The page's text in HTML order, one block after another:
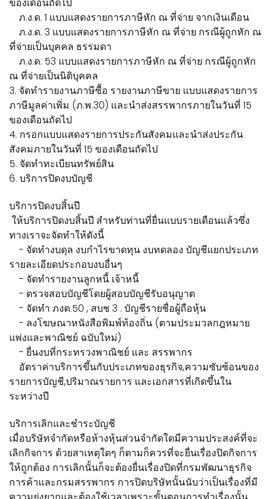
ภ.ง.ด. 1 แบบแสดงรายการภาษีหัก ณ ที่จ่าย จากเงินเดือน
ภ.ง.ด. 3 แบบแสดงรายการภาษีหัก ณ ที่จ่าย กรณีผู้ถูกหัก ณ
ที่จ่ายเป็นบุคคล ธรรมดา
ภ.ง.ด. 53 แบบแสดงรายการภาษีหัก ณ ที่จ่าย กรณีผู้ถูกหัก
ณ ที่จ่ายเป็นนิติบุคคล
3. จัดทำรายงานภาษีซื้อ รายงานภาษีขาย แบบแสดงรายการ
ภาษีมูลค่าเพิ่ม (ภ.พ.30) และนำส่งสรรพากรภายในวันที่ 15
ของเดือนถัดไป
4. กรอกแบบแสดงรายการประกันสังคมและนำส่งประกัน
สังคมภายในวันที่ 15 ของเดือนถัดไป
5. จัดทำทะเบียนทรัพย์สิน
6. บริการปิดงบบัญชี
บริการปิดงบสิ้นปี
ให้บริการปิดงบสิ้นปี สำหรับท่านที่ยื่นแบบรายเดือนแล้วซึ่ง
ทางเราจะจัดทำให้ดังนี้
- จัดทำงบดุล งบกำไรขาดทุน งบทดลอง บัญชีแยกประเภท
รายละเอียดประกอบงบอื่นๆ
- จัดทำรายงานลูกหนี้ เจ้าหนี้
- ตรวจสอบบัญชีโดยผู้สอบบัญชีรับอนุญาต
- จัดทำ ภงด.50 , สบช 3 . บัญชีรายชื่อผู้ถือหุ้น
- ลงโฆษณาหนังสือพิมพ์ท้องถิ่น (ตามประมวลกฎหมาย
แพ่งและพาณิชย์ ฉบับใหม่)
- ยื่นงบที่กระทรวงพาณิชย์ และ สรรพากร
อัตราค่าบริการขึ้นกับประเภทของธุรกิจ,ความซับซ้อนของ
รายการบัญชี,ปริมาณรายการ และเอกสารที่เกิดขึ้นใน
ระหว่างปี
บริการเลิกและชำระบัญชี
เมื่อบริษัทจำกัดหรือห้างหุ้นส่วนจำกัดใดมีความประสงค์ที่จะ
เลิกกิจการ ด้วยสาเหตุใดๆ ก็ตามก็ควรที่จะยื่นเรื่องปิดกิจการ
ให้ถูกต้อง การเลิกนั้นก็จะต้องยื่นเรื่องปิดที่กรมพัฒนาธุรกิจ
การค้าและกรมสรรพากร การปิดบริษัทนั้นนับว่าเป็นเรื่องที่มี